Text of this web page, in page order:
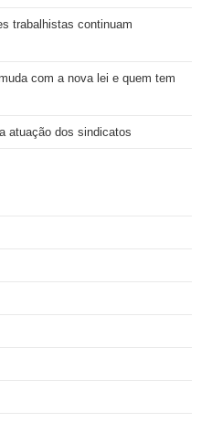
trabalhistas continuam
com a nova lei e quem tem
atuação dos sindicatos